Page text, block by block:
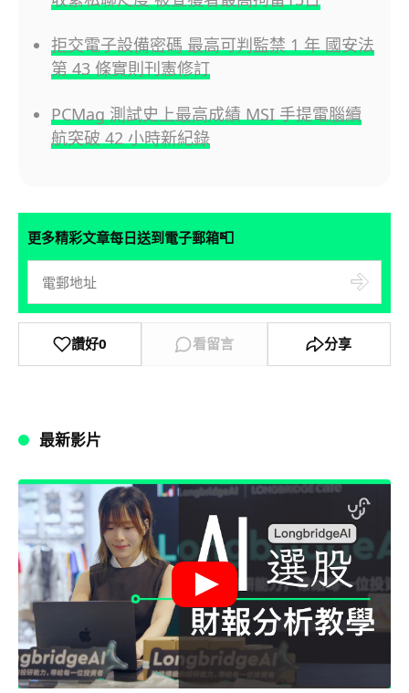
拒交電子設備密碼 最高可判監禁 1 年 國安法
第 43 條實則刊憲修訂
PCMag 測試史上最高成績 MSI 手提電腦續
航突破 42 小時新紀錄
更多精彩文章每日送到電子郵箱📮
讚好0 看留言 分享
最新影片